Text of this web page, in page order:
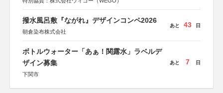
撥水風呂敷『ながれ』デザインコンペ2026
朝倉染布株式会社
あと 43 日
ボトルウォーター「あぁ！関露水」ラベルデ
ザイン募集
下関市
あと 7 日